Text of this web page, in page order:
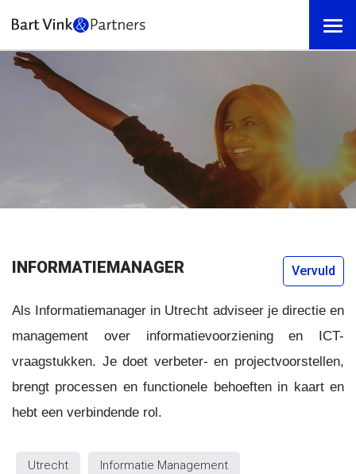
INFORMATIEMANAGER Vervuld
Als Informatiemanager in Utrecht adviseer je directie en
management over informatievoorziening en ICT-
vraagstukken. Je doet verbeter- en projectvoorstellen,
brengt processen en functionele behoeften in kaart en
hebt een verbindende rol.
Utrecht Informatie Management